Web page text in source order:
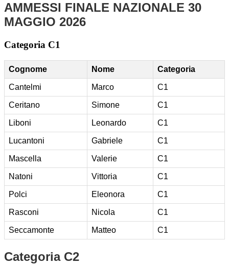
AMMESSI FINALE NAZIONALE 30
MAGGIO 2026
Categoria C1
Cognome Nome Categoria
Cantelmi Marco C1
Ceritano Simone C1
Liboni Leonardo C1
Lucantoni Gabriele C1
Mascella Valerie C1
Natoni Vittoria C1
Polci Eleonora C1
Rasconi Nicola C1
Seccamonte Matteo C1
Categoria C2